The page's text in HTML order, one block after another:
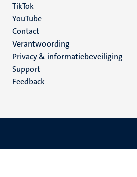
TikTok
YouTube
Menu
footer
(NL)
Contact
Verantwoording
Privacy & informatiebeveiliging
Support
Feedback